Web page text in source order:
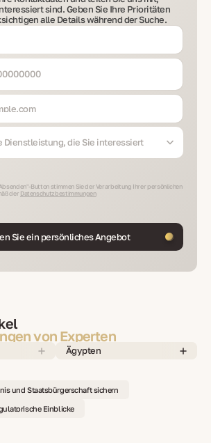
sind. Geben Sie Ihre Prioritäten
alle Details während der Suche.
Dienstleistung, die Sie interessiert
Button stimmen Sie der Verarbeitung Ihrer persönlichen
der Datenschutzbestimmungen
Sie ein persönliches Angebot
von Experten
Ägypten
und Staatsbürgerschaft sichern
Einblicke